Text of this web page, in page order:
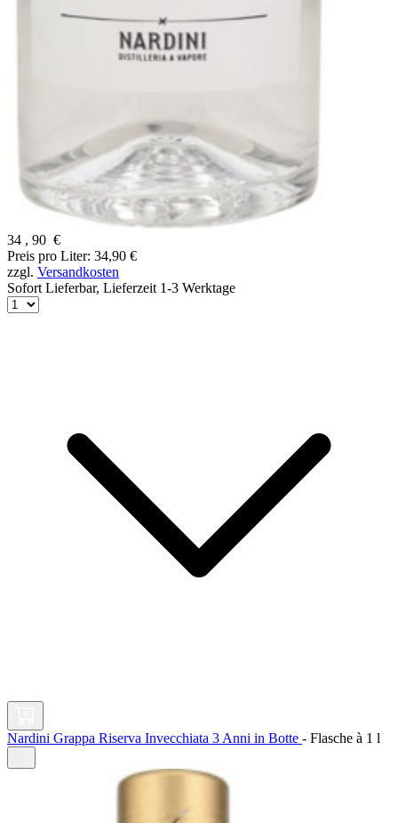
34 , 90 €
Preis pro Liter: 34,90 €
zzgl. Versandkosten
Sofort Lieferbar, Lieferzeit 1-3 Werktage
Nardini Grappa Riserva Invecchiata 3 Anni in Botte - Flasche à 1 l